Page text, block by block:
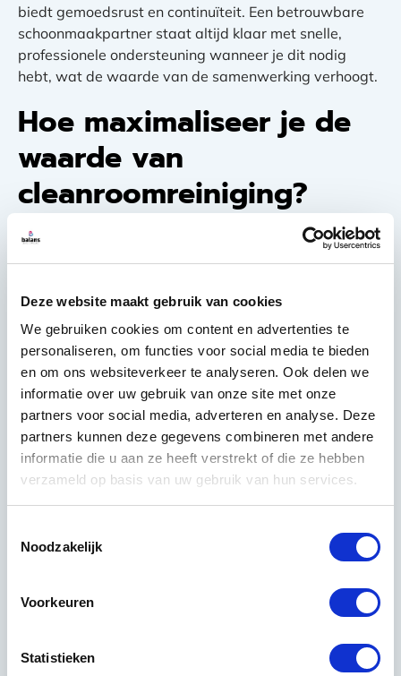
Deze website maakt gebruik van cookies
We gebruiken cookies om content en advertenties te
personaliseren, om functies voor social media te bieden
en om ons websiteverkeer te analyseren. Ook delen we
informatie over uw gebruik van onze site met onze
partners voor social media, adverteren en analyse. Deze
partners kunnen deze gegevens combineren met andere
informatie die u aan ze heeft verstrekt of die ze hebben
verzameld op basis van uw gebruik van hun services.
Noodzakelijk
Voorkeuren
Statistieken
biedt gemoedsrust en continuïteit. Een betrouwbare
schoonmaakpartner staat altijd klaar met snelle,
professionele ondersteuning wanneer je dit nodig
hebt, wat de waarde van de samenwerking verhoogt.
Hoe maximaliseer je de
waarde van
cleanroomreiniging?
Strategische samenwerking en preventief onderhoud
en samen te werken met een betrouwbare partner,
krijg je meer kwaliteit en zekerheid voor je investering.
Regelmatig preventief onderhoud voorkomt duurdere
problemen en zorgt voor consistente kwaliteit. Door
consequent kleine onderhoudstaken uit te voeren,
behoud je een optimale cleanroomomgeving en
vermijd je onverwachte uitval of kwaliteitsproblemen.
Langetermijnpartnerschappen bieden meer waarde
door betere tarieven, toegewijde service en grondige
schoonmaakbedrijven kunnen hun service
in betere resultaten en meer waarde voor jou.
verhoogt de effectiviteit aanzienlijk. Door duidelijke